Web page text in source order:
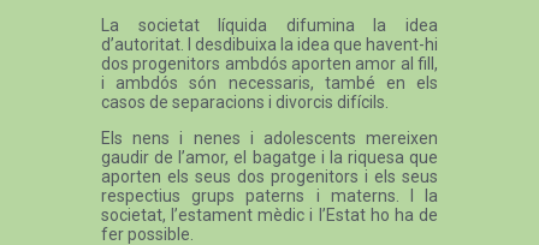
La societat líquida difumina la idea
d’autoritat. I desdibuixa la idea que havent-hi
dos progenitors ambdós aporten amor al fill,
i ambdós són necessaris, també en els
casos de separacions i divorcis difícils.
Els nens i nenes i adolescents mereixen
gaudir de l’amor, el bagatge i la riquesa que
aporten els seus dos progenitors i els seus
respectius grups paterns i materns. I la
societat, l’estament mèdic i l’Estat ho ha de
fer possible.